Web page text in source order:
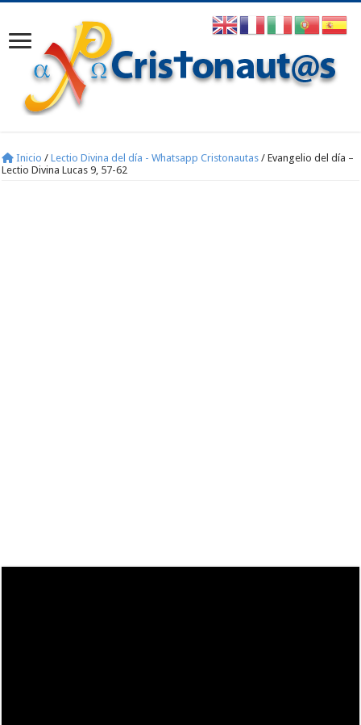
Inicio / Lectio Divina del día - Whatsapp Cristonautas / Evangelio del día –
Lectio Divina Lucas 9, 57-62